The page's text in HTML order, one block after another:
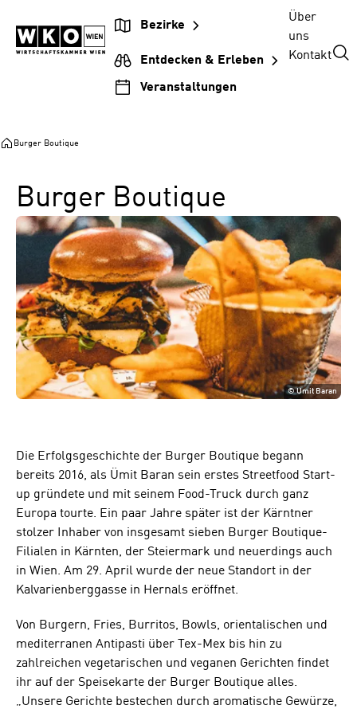
Inhalt
springen
Hauptnavigation
springen
Footer
springen
Bezirke
Entdecken & Erleben
Veranstaltungen
Über
uns
Kontakt
Burger Boutique
Burger Boutique
©Umit Baran
Die Erfolgsgeschichte der Burger Boutique begann
bereits 2016, als Ümit Baran sein erstes Streetfood Start-
up gründete und mit seinem Food-Truck durch ganz
Europa tourte. Ein paar Jahre später ist der Kärntner
stolzer Inhaber von insgesamt sieben Burger Boutique-
Filialen in Kärnten, der Steiermark und neuerdings auch
in Wien. Am 29. April wurde der neue Standort in der
Kalvarienberggasse in Hernals eröffnet.
Von Burgern, Fries, Burritos, Bowls, orientalischen und
mediterranen Antipasti über Tex-Mex bis hin zu
zahlreichen vegetarischen und veganen Gerichten findet
ihr auf der Speisekarte der Burger Boutique alles.
„Unsere Gerichte bestechen durch aromatische Gewürze,